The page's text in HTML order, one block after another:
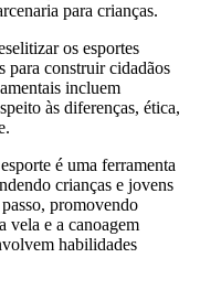
para crianças.
os esportes
para construir cidadãos
incluem
às diferenças, ética,
é uma ferramenta
crianças e jovens
promovendo
vela e a canoagem
habilidades